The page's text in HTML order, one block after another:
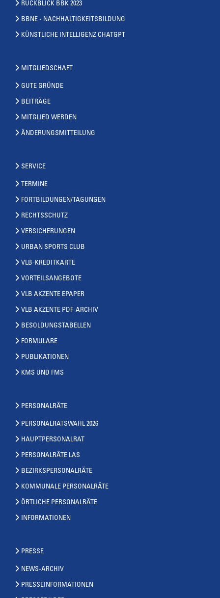
RÜCKBLICK BBK 2023
BBNE - NACHHALTIGKEITSBILDUNG
KÜNSTLICHE INTELLIGENZ CHATGPT
MITGLIEDSCHAFT
GUTE GRÜNDE
BEITRÄGE
MITGLIED WERDEN
ÄNDERUNGSMITTEILUNG
SERVICE
TERMINE
FORTBILDUNGEN/TAGUNGEN
RECHTSSCHUTZ
VERSICHERUNGEN
URBAN SPORTS CLUB
VLB-KREDITKARTE
VORTEILSANGEBOTE
VLB AKZENTE EPAPER
VLB AKZENTE PDF-ARCHIV
BESOLDUNGSTABELLEN
FORMULARE
PUBLIKATIONEN
KMS UND FMS
PERSONALRÄTE
PERSONALRATSWAHL 2026
HAUPTPERSONALRAT
PERSONALRÄTE LAS
BEZIRKSPERSONALRÄTE
KOMMUNALE PERSONALRÄTE
ÖRTLICHE PERSONALRÄTE
INFORMATIONEN
PRESSE
NEWS-ARCHIV
PRESSEINFORMATIONEN